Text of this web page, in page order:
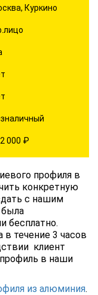
Куркино
000 ₽
профиля в
конкретную
с нашим
бесплатно.
течение 3 часов
клиент
в наши
из алюминия.